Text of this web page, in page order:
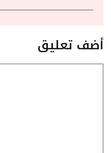
أضف تعليق